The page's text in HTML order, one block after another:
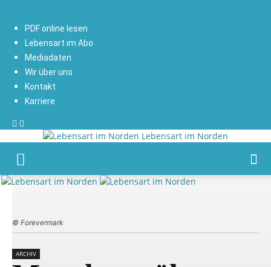
PDF online lesen
Lebensart im Abo
Mediadaten
Wir über uns
Kontakt
Karriere
Lebensart im Norden
© Forevermark
ARCHIV